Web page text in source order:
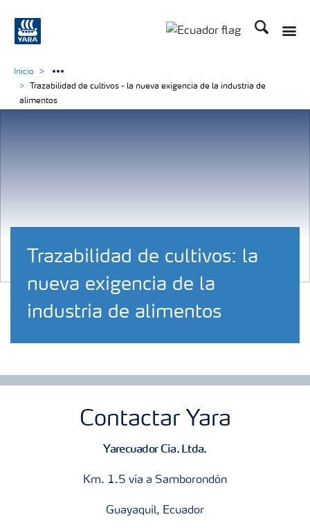
Buscar
Trazabilidad de cultivos: la
nueva exigencia de la
industria de alimentos
Inicio
Trazabilidad de cultivos - la nueva exigencia de la industria de
alimentos
Contactar Yara
Yarecuador Cia. Ltda.
Km. 1.5 vía a Samborondón
Guayaquil, Ecuador